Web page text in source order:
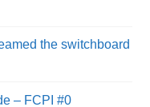
the switchboard
– FCPI #0